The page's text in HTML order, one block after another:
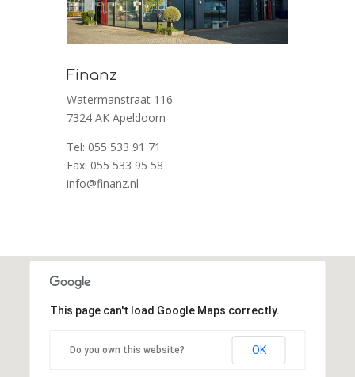
Finanz
Watermanstraat 116
7324 AK Apeldoorn
Tel: 055 533 91 71
Fax: 055 533 95 58
info@finanz.nl
This page can't load Google Maps correctly.
Do you own this website? OK